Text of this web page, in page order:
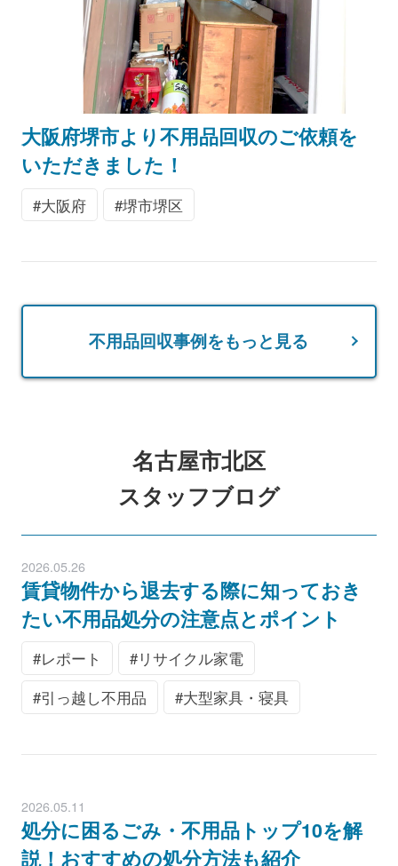
大阪府堺市より不用品回収のご依頼を
いただきました！
大阪府 堺市堺区
不用品回収事例をもっと見る
名古屋市北区
スタッフブログ
2026.05.26
賃貸物件から退去する際に知っておき
たい不用品処分の注意点とポイント
レポート
リサイクル家電
引っ越し不用品
大型家具・寝具
2026.05.11
処分に困るごみ・不用品トップ10を解
説！おすすめの処分方法も紹介